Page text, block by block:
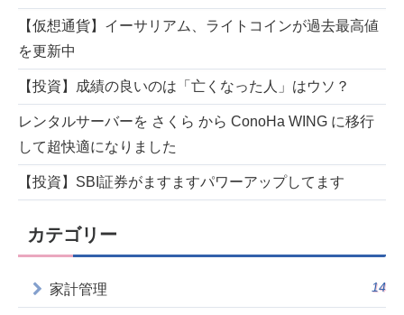
【仮想通貨】イーサリアム、ライトコインが過去最高値
を更新中
【投資】成績の良いのは「亡くなった人」はウソ？
レンタルサーバーを さくら から ConoHa WING に移行
して超快適になりました
【投資】SBI証券がますますパワーアップしてます
カテゴリー
家計管理 14